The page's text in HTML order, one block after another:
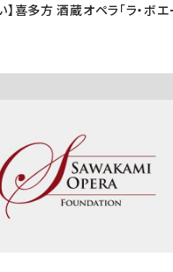
】喜多方 酒蔵オペラ「ラ・ボ